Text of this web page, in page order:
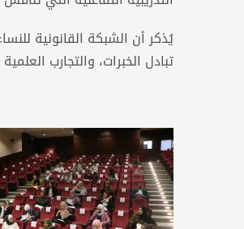
يُذكر أن الشبكة القانونية
تبادل الخبرات، والتجارب